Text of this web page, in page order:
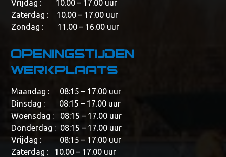
Vrijdag : 10.00 – 17.00 uur
Zaterdag : 10.00 – 17.00 uur
Zondag : 11.00 – 16.00 uur
Openingstijden
werkplaats
Maandag : 08:15 – 17.00 uur
Dinsdag : 08:15 – 17.00 uur
Woensdag : 08:15 – 17.00 uur
Donderdag : 08:15 – 17.00 uur
Vrijdag : 08:15 – 17.00 uur
Zaterdag : 10.00 – 17.00 uur